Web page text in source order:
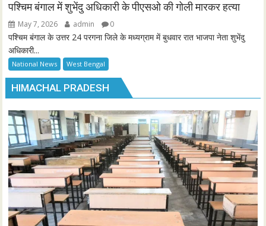
पश्चिम बंगाल में शुभेंदु अधिकारी के पीएसओ की गोली मारकर हत्या
May 7, 2026 admin 0
पश्चिम बंगाल के उत्तर 24 परगना जिले के मध्यग्राम में बुधवार रात भाजपा नेता शुभेंदु
अधिकारी...
National News West Bengal
HIMACHAL PRADESH